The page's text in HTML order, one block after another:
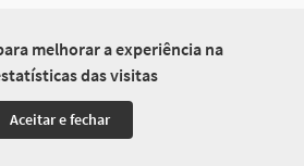
melhorar a experiência na
das visitas
Aceitar e fechar